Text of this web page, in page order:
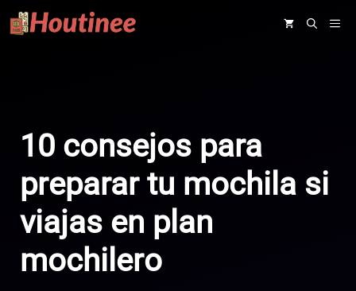
Saltar
al
10 consejos para
preparar tu mochila si
viajas en plan
mochilero